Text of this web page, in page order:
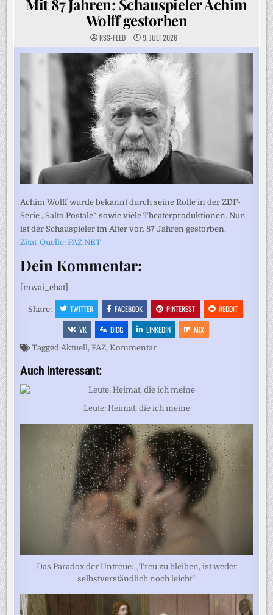
Mit 87 Jahren: Schauspieler Achim
Wolff gestorben
RSS-FEED 9. JULI 2026
Achim Wolff wurde bekannt durch seine Rolle in der ZDF-
Serie „Salto Postale“ sowie viele Theaterproduktionen. Nun
ist der Schauspieler im Alter von 87 Jahren gestorben.
Zitat-Quelle: FAZ.NET
Dein Kommentar:
[mwai_chat]
Share: TWITTER FACEBOOK PINTEREST
REDDIT
VK
DIGG LINKEDIN MIX
TaggedAktuell,FAZ,Kommentar
Auch interessant:
Leute: Heimat, die ich meine
Das Paradox der Untreue: „Treu zu bleiben, ist weder
selbstverständlich noch leicht“